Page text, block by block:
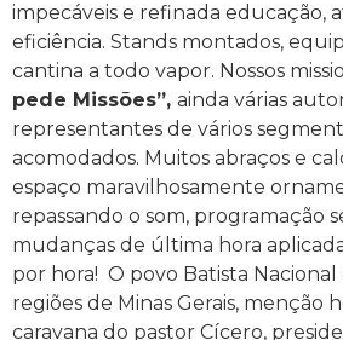
impecáveis e refinada educação,
eficiência. Stands montados,
cantina a todo vapor. Nossos
pede Missões”, ainda várias
representantes de vários
acomodados. Muitos abraços e
espaço maravilhosamente
repassando o som, programação
mudanças de última hora
por hora! O povo Batista
regiões de Minas Gerais, menção
caravana do pastor Cícero,